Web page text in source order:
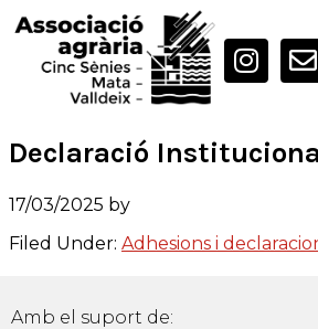
Declaració
17/03/2025 by
Filed Under: Adhesions i
Amb el suport de: